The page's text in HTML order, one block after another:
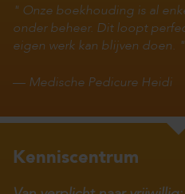
Onze boekhouding is al
onder beheer. Dit loopt
eigen werk kan blijven doen.
— Medische Pedicure Heidi
Kenniscentrum